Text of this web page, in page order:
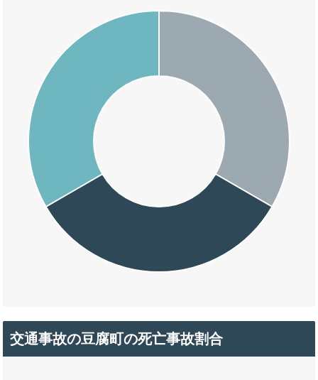
交通事故の豆腐町の死亡事故割合